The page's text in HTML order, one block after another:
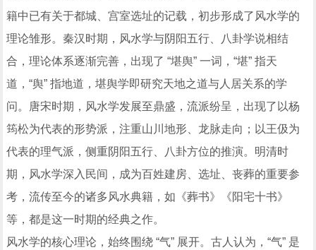
籍中已有关于都城、宫室选址的记载，初步形成了风水学的
理论雏形。秦汉时期，风水学与阴阳五行、八卦学说相结
合，理论体系逐渐完善，出现了 “堪舆” 一词，“堪” 指天
道，“舆” 指地道，堪舆学即研究天地之道与人居关系的学
问。唐宋时期，风水学发展至鼎盛，流派纷呈，出现了以杨
筠松为代表的形势派，注重山川地形、龙脉走向；以王伋为
代表的理气派，侧重阴阳五行、八卦方位的推演。明清时
期，风水学深入民间，成为百姓建房、选址、丧葬的重要参
考，流传至今的诸多风水典籍，如《葬书》《阳宅十书》
等，都是这一时期的经典之作。
风水学的核心理论，始终围绕 “气” 展开。古人认为，“气” 是